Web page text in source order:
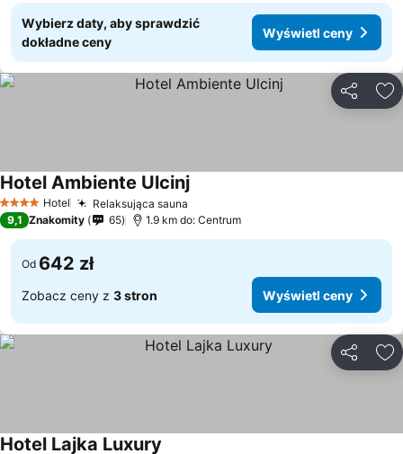
Wybierz daty, aby sprawdzić
dokładne ceny
Wyświetl ceny
4 KategoriaHotel Relaksująca sauna
Hotel Ambiente Ulcinj
9,1 Znakomity 65 1.9 km do: Centrum
Od 642 zł
Zobacz ceny z 3 stron Wyświetl ceny
Hotel Lajka Luxury